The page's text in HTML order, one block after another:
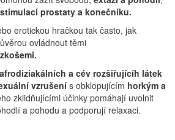
stimulací prostaty a konečníku.
erotickou hračkou tak často, jak
ovládnout těmi
a cév rozšiřujícíh látek
vzrušení s obklopujícím horkým a
zklidňujícími účinky pomáhají uvolnit
a pohodu a podporují relaxaci.